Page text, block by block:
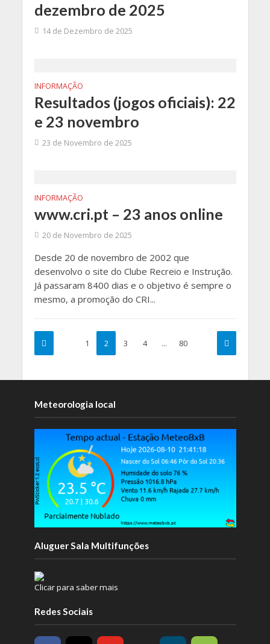
dezembro de 2025
14 de Dezembro de 2025
INFORMAÇÃO
Resultados (jogos oficiais): 22
e 23 novembro
23 de Novembro de 2025
INFORMAÇÃO
www.cri.pt – 23 anos online
20 de Novembro de 2025
Desde 20 de novembro de 2002 que
desenvolvo o site do Clube Recreio e Instrução.
Já passaram 8400 dias e o objetivo é sempre o
mesmo, a promoção do CRI...
1 2 3 4 … 80
Meteorologia local
Aluguer Sala Multifunções
Clicar para saber mais
Redes Sociais